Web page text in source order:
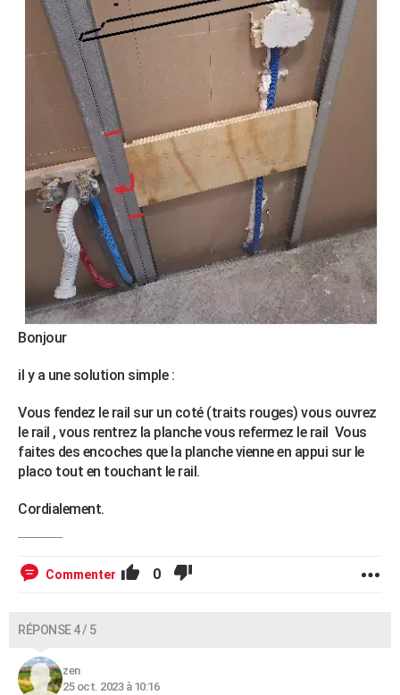
Bonjour
il y a une solution simple :
Vous fendez le rail sur un coté (traits rouges) vous ouvrez
le rail , vous rentrez la planche vous refermez le rail Vous
faites des encoches que la planche vienne en appui sur le
placo tout en touchant le rail.
Cordialement.
Commenter 0
RÉPONSE 4 / 5
zen
25 oct. 2023 à 10:16